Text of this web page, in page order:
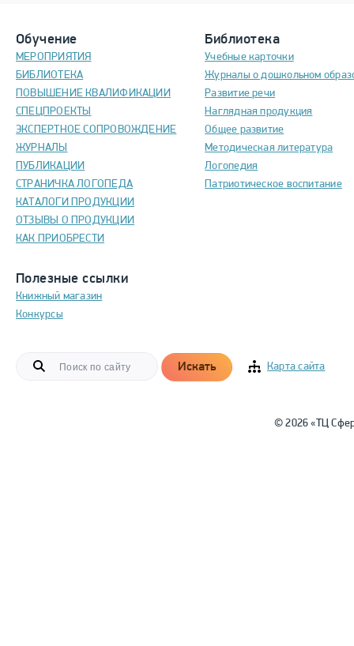
Обучение
МЕРОПРИЯТИЯ
БИБЛИОТЕКА
ПОВЫШЕНИЕ КВАЛИФИКАЦИИ
СПЕЦПРОЕКТЫ
ЭКСПЕРТНОЕ СОПРОВОЖДЕНИЕ
ЖУРНАЛЫ
ПУБЛИКАЦИИ
СТРАНИЧКА ЛОГОПЕДА
КАТАЛОГИ ПРОДУКЦИИ
ОТЗЫВЫ О ПРОДУКЦИИ
КАК ПРИОБРЕСТИ
Полезные ссылки
Книжный магазин
Конкурсы
Библиотека
Учебные карточки
Журналы о дошкольном
Развитие речи
Наглядная продукция
Общее развитие
Методическая литература
Логопедия
Патриотическое воспитание
Искать Карта сайта
© 2026 «ТЦ